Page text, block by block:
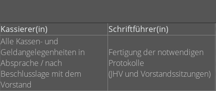
Kassierer(in) Schriftführer(in)
Alle Kassen- und
Geldangelegenheiten in
Absprache / nach
Beschlusslage mit dem
Vorstand
Fertigung der notwendigen
Protokolle
(JHV und Vorstandssitzungen)